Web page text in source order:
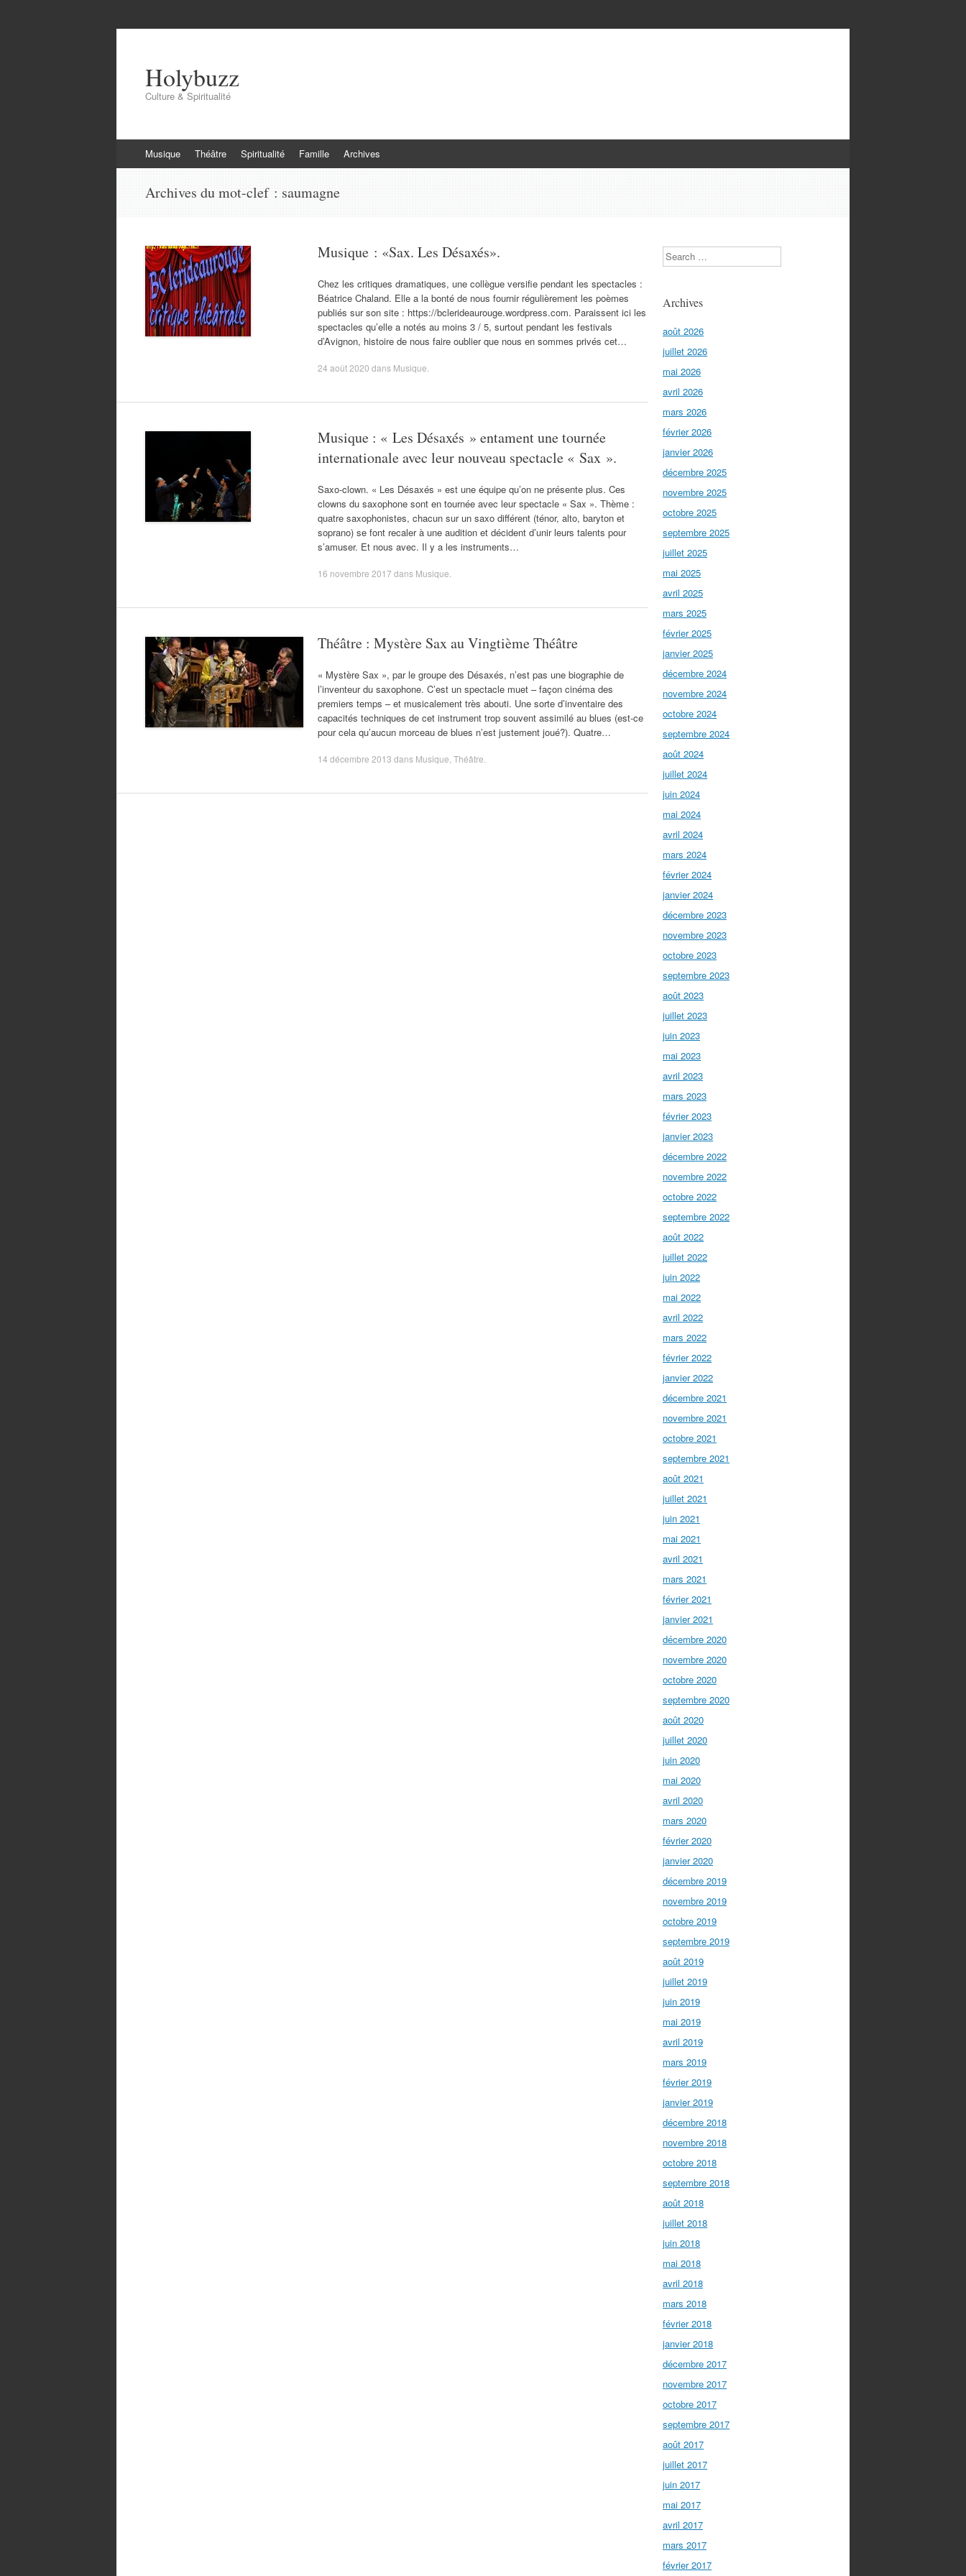
Holybuzz
Culture & Spiritualité
au
Musique Théâtre Spiritualité Famille Archives
Archives du mot-clef : saumagne
Musique : «Sax. Les Désaxés».
Chez les critiques dramatiques, une collègue versifie pendant les spectacles :
Béatrice Chaland. Elle a la bonté de nous fournir régulièrement les poèmes
publiés sur son site : https://bclerideaurouge.wordpress.com. Paraissent ici les
spectacles qu’elle a notés au moins 3 / 5, surtout pendant les festivals
d’Avignon, histoire de nous faire oublier que nous en sommes privés cet…
24 août 2020 dans Musique
Musique : « Les Désaxés » entament une tournée
internationale avec leur nouveau spectacle « Sax ».
Saxo-clown. « Les Désaxés » est une équipe qu’on ne présente plus. Ces
clowns du saxophone sont en tournée avec leur spectacle « Sax ». Thème :
quatre saxophonistes, chacun sur un saxo différent (ténor, alto, baryton et
soprano) se font recaler à une audition et décident d’unir leurs talents pour
s’amuser. Et nous avec. Il y a les instruments…
16 novembre 2017 dans Musique
Théâtre : Mystère Sax au Vingtième Théâtre
« Mystère Sax », par le groupe des Désaxés, n’est pas une biographie de
l’inventeur du saxophone. C’est un spectacle muet – façon cinéma des
premiers temps – et musicalement très abouti. Une sorte d’inventaire des
capacités techniques de cet instrument trop souvent assimilé au blues (est-ce
pour cela qu’aucun morceau de blues n’est justement joué?). Quatre…
14 décembre 2013 dans Musique Théâtre
Search
Archives
août 2026
juillet 2026
mai 2026
avril 2026
mars 2026
février 2026
janvier 2026
décembre 2025
novembre 2025
octobre 2025
septembre 2025
juillet 2025
mai 2025
avril 2025
mars 2025
février 2025
janvier 2025
décembre 2024
novembre 2024
octobre 2024
septembre 2024
août 2024
juillet 2024
juin 2024
mai 2024
avril 2024
mars 2024
février 2024
janvier 2024
décembre 2023
novembre 2023
octobre 2023
septembre 2023
août 2023
juillet 2023
juin 2023
mai 2023
avril 2023
mars 2023
février 2023
janvier 2023
décembre 2022
novembre 2022
octobre 2022
septembre 2022
août 2022
juillet 2022
juin 2022
mai 2022
avril 2022
mars 2022
février 2022
janvier 2022
décembre 2021
novembre 2021
octobre 2021
septembre 2021
août 2021
juillet 2021
juin 2021
mai 2021
avril 2021
mars 2021
février 2021
janvier 2021
décembre 2020
novembre 2020
octobre 2020
septembre 2020
août 2020
juillet 2020
juin 2020
mai 2020
avril 2020
mars 2020
février 2020
janvier 2020
décembre 2019
novembre 2019
octobre 2019
septembre 2019
août 2019
juillet 2019
juin 2019
mai 2019
avril 2019
mars 2019
février 2019
janvier 2019
décembre 2018
novembre 2018
octobre 2018
septembre 2018
août 2018
juillet 2018
juin 2018
mai 2018
avril 2018
mars 2018
février 2018
janvier 2018
décembre 2017
novembre 2017
octobre 2017
septembre 2017
août 2017
juillet 2017
juin 2017
mai 2017
avril 2017
mars 2017
février 2017